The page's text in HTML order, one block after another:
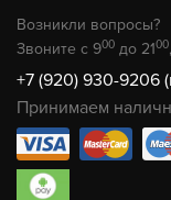
Возникли вопросы?
Звоните с 900 до 2100
+7 (920) 930-9206
Принимаем